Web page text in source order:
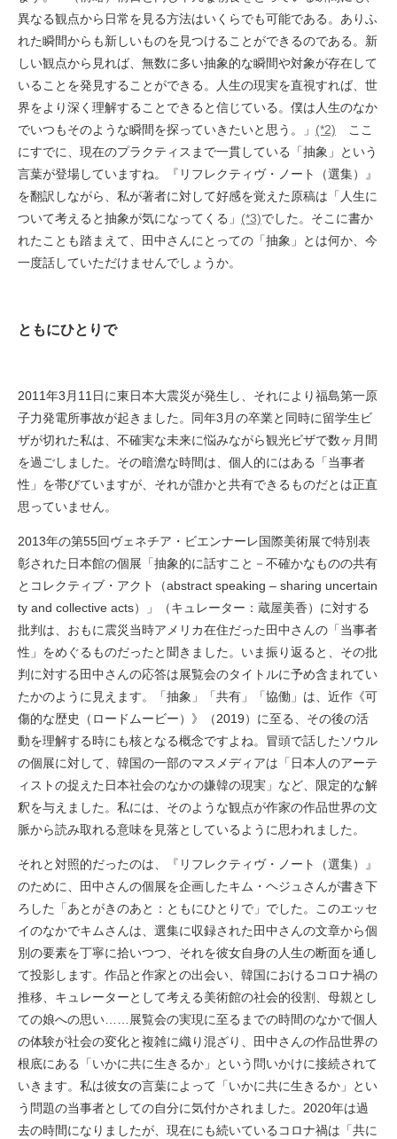
異なる観点から日常を見る方法はいくらでも可能である。ありふ
れた瞬間からも新しいものを見つけることができるのである。新
しい観点から見れば、無数に多い抽象的な瞬間や対象が存在して
いることを発見することができる。人生の現実を直視すれば、世
界をより深く理解することできると信じている。僕は人生のなか
でいつもそのような瞬間を探っていきたいと思う。」 (*2) ここ
にすでに、現在のプラクティスまで一貫している「抽象」という
言葉が登場していますね。『リフレクティヴ・ノート（選集）』
を翻訳しながら、私が著者に対して好感を覚えた原稿は「人生に
ついて考えると抽象が気になってくる」 (*3)でした。そこに書か
れたことも踏まえて、田中さんにとっての「抽象」とは何か、今
一度話していただけませんでしょうか。
ともにひとりで
2011年3月11日に東日本大震災が発生し、それにより福島第一原
子力発電所事故が起きました。同年3月の卒業と同時に留学生ビ
ザが切れた私は、不確実な未来に悩みながら観光ビザで数ヶ月間
を過ごしました。その暗澹な時間は、個人的にはある「当事者
性」を帯びていますが、それが誰かと共有できるものだとは正直
思っていません。
2013年の第55回ヴェネチア・ビエンナーレ国際美術展で特別表
彰された日本館の個展「抽象的に話すこと－不確かなものの共有
とコレクティブ・アクト（abstract speaking – sharing uncertain
ty and collective acts）」（キュレーター：蔵屋美香）に対する
批判は、おもに震災当時アメリカ在住だった田中さんの「当事者
性」をめぐるものだったと聞きました。いま振り返ると、その批
判に対する田中さんの応答は展覧会のタイトルに予め含まれてい
たかのように見えます。「抽象」「共有」「協働」は、近作《可
傷的な歴史（ロードムービー）》（2019）に至る、その後の活
動を理解する時にも核となる概念ですよね。冒頭で話したソウル
の個展に対して、韓国の一部のマスメディアは「日本人のアーテ
ィストの捉えた日本社会のなかの嫌韓の現実」など、限定的な解
釈を与えました。私には、そのような観点が作家の作品世界の文
脈から読み取れる意味を見落としているように思われました。
それと対照的だったのは、『リフレクティヴ・ノート（選集）』
のために、田中さんの個展を企画したキム・ヘジュさんが書き下
ろした「あとがきのあと：ともにひとりで」でした。このエッセ
イのなかでキムさんは、選集に収録された田中さんの文章から個
別の要素を丁寧に拾いつつ、それを彼女自身の人生の断面を通し
て投影します。作品と作家との出会い、韓国におけるコロナ禍の
推移、キュレーターとして考える美術館の社会的役割、母親とし
ての娘への思い……展覧会の実現に至るまでの時間のなかで個人
の体験が社会の変化と複雑に織り混ざり、田中さんの作品世界の
根底にある「いかに共に生きるか」という問いかけに接続されて
いきます。私は彼女の言葉によって「いかに共に生きるか」とい
う問題の当事者としての自分に気付かされました。2020年は過
去の時間になりましたが、現在にも続いているコロナ禍は「共に